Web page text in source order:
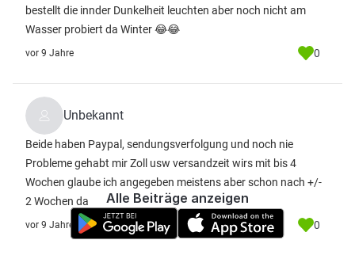
bestellt die innder Dunkelheit leuchten aber noch nicht am
Wasser probiert da Winter 😂😂
vor 9 Jahre 0
Unbekannt
Beide haben Paypal, sendungsverfolgung und noch nie
Probleme gehabt mir Zoll usw versandzeit wirs mit bis 4
Wochen glaube ich angegeben meistens aber schon nach +/-
2 Wochen da
vor 9 Jahre 0
Alle Beiträge anzeigen